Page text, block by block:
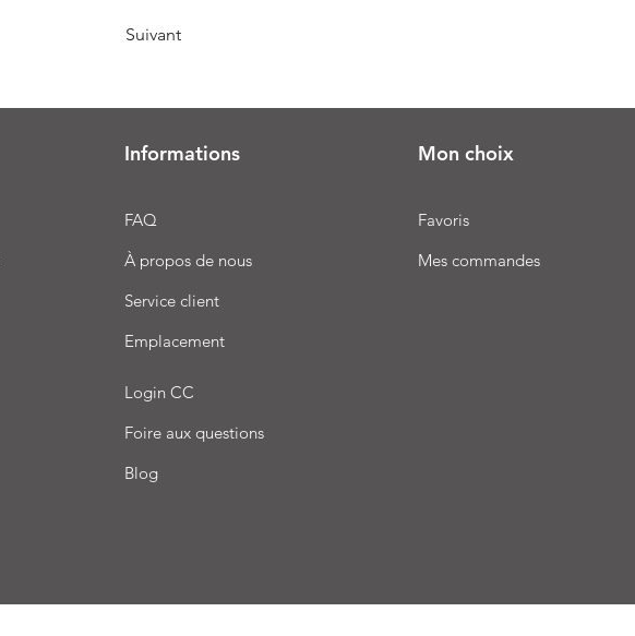
Suivant
Informations
FAQ
À propos de nous
Service client
Emplacement
Login CC
Foire aux questions
Blog
Mon choix
Favoris
Mes commandes